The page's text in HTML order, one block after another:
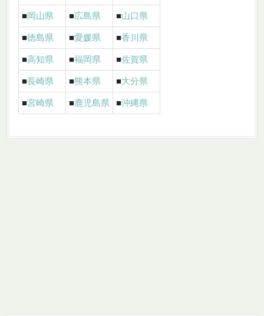
■岡山県 ■広島県 ■山口県
■徳島県 ■愛媛県 ■香川県
■高知県 ■福岡県 ■佐賀県
■長崎県 ■熊本県 ■大分県
■宮崎県 ■鹿児島県 ■沖縄県